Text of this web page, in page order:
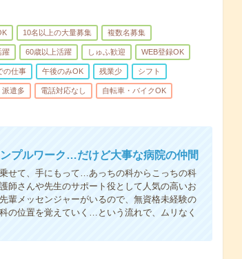
10名以上の大量募集 複数名募集
躍 60歳以上活躍 しゅふ歓迎 WEB登録OK
の仕事 午後のみOK 残業少 シフト
派遣多 電話対応なし 自転車・バイクOK
プルワーク…だけど大事な病院の仲間
せて、手にもって…あっちの科からこっちの科
師さんや先生のサポート役として人気の高いお
輩メッセンジャーがいるので、無資格未経験の
の位置を覚えていく…という流れで、ムリなく